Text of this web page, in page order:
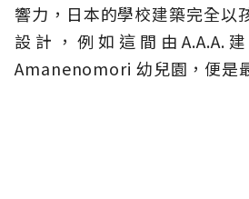
響力，日本的學校建築完全以
設計，例如這間由A.A.A.
Amanenomori 幼兒園，便是